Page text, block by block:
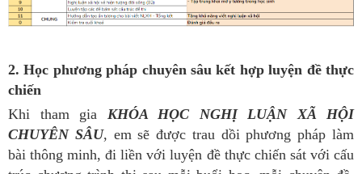
2. Học phương pháp chuyên sâu kết hợp luyện đề thực
chiến
Khi tham gia KHÓA HỌC NGHỊ LUẬN XÃ HỘI
CHUYÊN SÂU, em sẽ được trau dồi phương pháp làm
bài thông minh, đi liền với luyện đề thực chiến sát với cấu